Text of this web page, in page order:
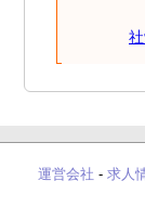
運営会社 - 求人